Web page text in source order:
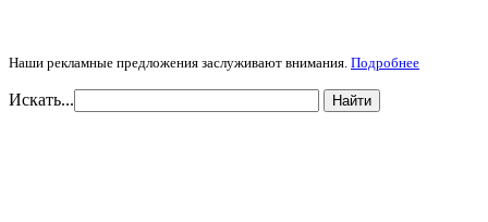
Наши рекламные предложения заслуживают внимания. Подробнее
Искать... Найти